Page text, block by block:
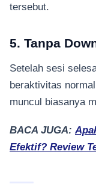
tersebut.
5. Tanpa
Setelah sesi
beraktivitas
muncul biasanya
BACA JUGA:
Efektif? Review